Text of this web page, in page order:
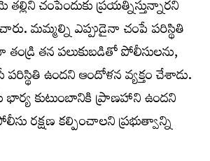
చంపేందుకు ప్రయత్నిస్తున్నారని
మమ్మల్ని ఎప్పుడైనా చంపే పరిస్థితి
తన పలుకుబడితో పోలీసులను,
పరిస్థితి ఉందని ఆందోళన వ్యక్తం చేశాడు.
కుటుంబానికి ప్రాణహాని ఉందని
రక్షణ కల్పించాలని ప్రభుత్వాన్ని